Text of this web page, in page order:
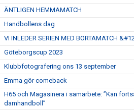
ÄNTLIGEN HEMMAMATCH
Handbollens dag
VI INLEDER SERIEN MED BORTAMATCH
Göteborgscup 2023
Klubbfotografering ons 13 september
Emma gör comeback
H65 och Magasinera i samarbete: ”Kan
damhandboll”